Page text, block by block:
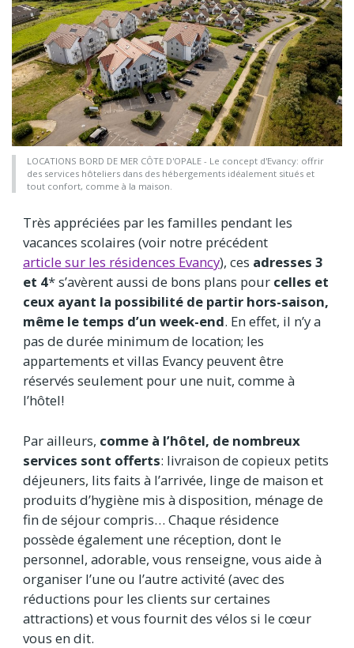
LOCATIONS BORD DE MER CÔTE D'OPALE - Le concept d'Evancy: offrir
des services hôteliers dans des hébergements idéalement situés et
tout confort, comme à la maison.
Très appréciées par les familles pendant les
vacances scolaires (voir notre précédent
article sur les résidences Evancy), ces adresses 3
et 4* s’avèrent aussi de bons plans pour celles et
ceux ayant la possibilité de partir hors-saison,
même le temps d’un week-end. En effet, il n’y a
pas de durée minimum de location; les
appartements et villas Evancy peuvent être
réservés seulement pour une nuit, comme à
l’hôtel!
Par ailleurs, comme à l’hôtel, de nombreux
services sont offerts: livraison de copieux petits
déjeuners, lits faits à l’arrivée, linge de maison et
produits d’hygiène mis à disposition, ménage de
fin de séjour compris… Chaque résidence
possède également une réception, dont le
personnel, adorable, vous renseigne, vous aide à
organiser l’une ou l’autre activité (avec des
réductions pour les clients sur certaines
attractions) et vous fournit des vélos si le cœur
vous en dit.